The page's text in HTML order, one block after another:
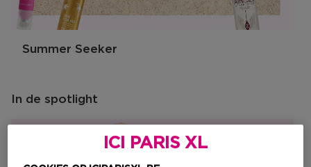
Summer Seeker
In de spotlight
ICI PARIS XL